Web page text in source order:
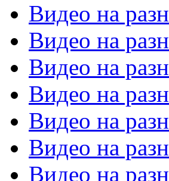
Видео на
Видео на
Видео на
Видео на
Видео на
Видео на
Видео на